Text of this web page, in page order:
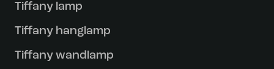
Tiffany lamp
Tiffany hanglamp
Tiffany wandlamp